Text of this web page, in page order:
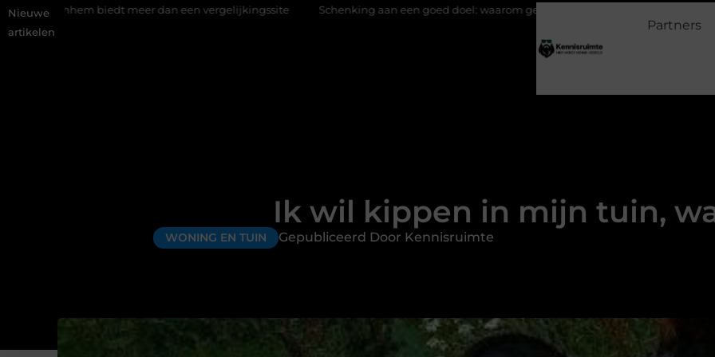
Nieuwe
artikelen
meer dan een vergelijkingssite Schenking aan een goed doel: waarom geven belangrijk is en hoe het werkt
Partners
Ik wil kippen in mijn tuin,
WONING EN TUIN Gepubliceerd Door Kennisruimte